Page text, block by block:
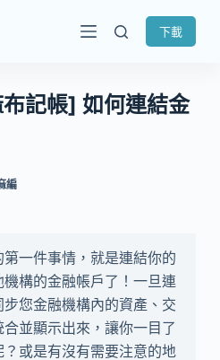
下載
記帳] 如何連結金
編
一件事情，就是連結你的
構的金融帳戶了！一旦連
您金融機構內的資產、交
並顯示出來，讓你一目了
或是有沒有需要注意的地